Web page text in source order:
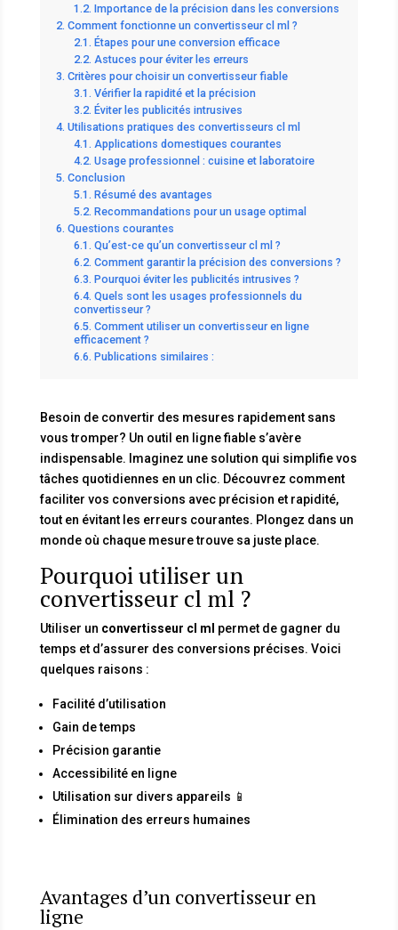
Importance de la précision dans les conversions
Comment fonctionne un convertisseur cl ml ?
Étapes pour une conversion efficace
Astuces pour éviter les erreurs
Critères pour choisir un convertisseur fiable
Vérifier la rapidité et la précision
Éviter les publicités intrusives
Utilisations pratiques des convertisseurs cl ml
Applications domestiques courantes
Usage professionnel : cuisine et laboratoire
Conclusion
Résumé des avantages
Recommandations pour un usage optimal
Questions courantes
Qu’est-ce qu’un convertisseur cl ml ?
Comment garantir la précision des conversions ?
Pourquoi éviter les publicités intrusives ?
Quels sont les usages professionnels du
convertisseur ?
Comment utiliser un convertisseur en ligne
efficacement ?
Publications similaires :
Besoin de convertir des mesures rapidement sans
vous tromper? Un outil en ligne fiable s’avère
indispensable. Imaginez une solution qui simplifie vos
tâches quotidiennes en un clic. Découvrez comment
faciliter vos conversions avec précision et rapidité,
tout en évitant les erreurs courantes. Plongez dans un
monde où chaque mesure trouve sa juste place.
Pourquoi utiliser un
convertisseur cl ml ?
Utiliser un convertisseur cl ml permet de gagner du
temps et d’assurer des conversions précises. Voici
quelques raisons :
Facilité d’utilisation
Gain de temps
Précision garantie
Accessibilité en ligne
Utilisation sur divers appareils 📱
Élimination des erreurs humaines
Avantages d’un convertisseur en
ligne